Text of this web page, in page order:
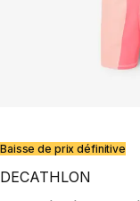
Baisse de prix définitive
DECATHLON